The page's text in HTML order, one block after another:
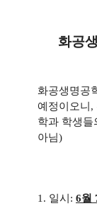
화공
화공생명공
예정이오니,
학과 학생들
아님)
1. 일시: 6월